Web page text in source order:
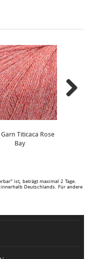
Titicaca Rose
Bay
ist, beträgt maximal 2 Tage.
Deutschlands. Für andere